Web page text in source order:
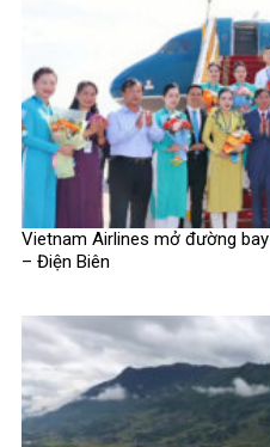
Vietnam Airlines mở đường
– Điện Biên